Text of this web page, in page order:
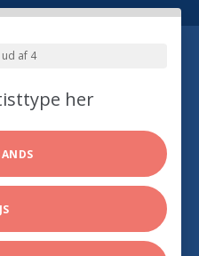
ud af 4
her